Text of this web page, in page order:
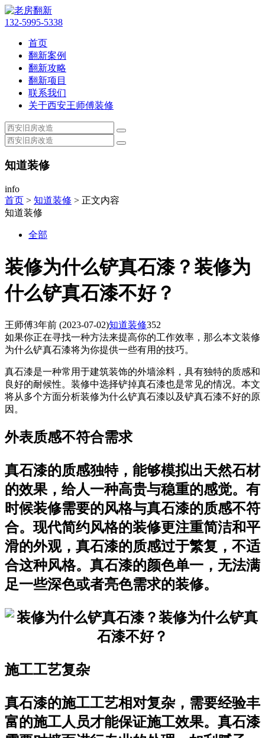
132-5995-5338
首页
翻新案例
翻新攻略
翻新项目
联系我们
关于西安王师傅装修
知道装修
info
首页 > 知道装修 > 正文内容
知道装修
全部
装修为什么铲真石漆？装修为
什么铲真石漆不好？
王师傅3年前 (2023-07-02)知道装修352
如果你正在寻找一种方法来提高你的工作效率，那么本文装修
为什么铲真石漆将为你提供一些有用的技巧。
真石漆是一种常用于建筑装饰的外墙涂料，具有独特的质感和
良好的耐候性。装修中选择铲掉真石漆也是常见的情况。本文
将从多个方面分析装修为什么铲真石漆以及铲真石漆不好的原
因。
外表质感不符合需求
真石漆的质感独特，能够模拟出天然石材
的效果，给人一种高贵与稳重的感觉。有
时候装修需要的风格与真石漆的质感不符
合。现代简约风格的装修更注重简洁和平
滑的外观，真石漆的质感过于繁复，不适
合这种风格。真石漆的颜色单一，无法满
足一些深色或者亮色需求的装修。
施工工艺复杂
真石漆的施工工艺相对复杂，需要经验丰
富的施工人员才能保证施工效果。真石漆